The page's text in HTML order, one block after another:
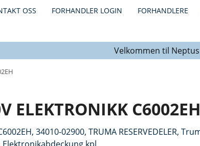
OSS FORHANDLER LOGIN FORHANDLERE
Velkommen til Neptus
ELEKTRONIKK C6002EH